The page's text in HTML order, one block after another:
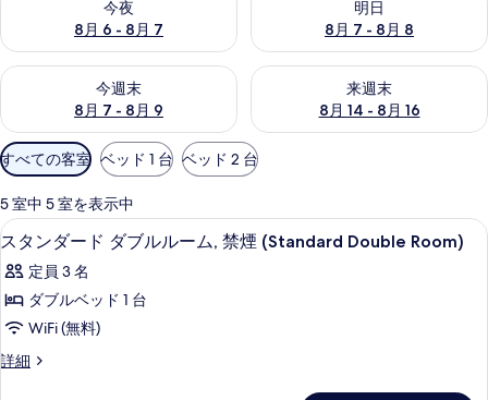
今夜
8月 6 - 8月 7
明日
8月 7 - 8月 8
今週末
8月 7 - 8月 9
今週末 8月 7 - 8月 9 の空室状況をチェック
来週末
8月 14 - 8月 16
来週末 8月 14 - 8月 16 の空室
利
用
可
能
な
客
室
の
り
すべての客室 ベッド 1 台 ベッド 2 台
5 室中 5 室を表示中
ス
タ
ン
ダ
ド
4
スタンダード ダブルルーム, 禁煙 (Standard Double Room)
定員 3 名
ダブルベッド 1 台
WiFi (無料)
詳細
ス